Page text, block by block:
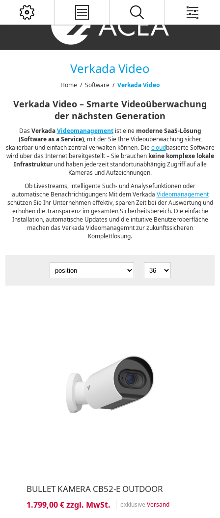
Verkada Video
Home / Software / Verkada Video
Verkada Video – Smarte Videoüberwachung
der nächsten Generation
Das VerkadaVideomanagementist eine moderne SaaS-Lösung
(Software as a Service), mit der Sie Ihre Videoüberwachung sicher,
skalierbar und einfach zentral verwalten können. Diecloudbasierte Software
wird über das Internet bereitgestellt – Sie brauchen keine komplexe lokale
Infrastrukturund haben jederzeit standortunabhängig Zugriff auf alle
Kameras und Aufzeichnungen.
Ob Livestreams, intelligente Such- und Analysefunktionen oder
automatische Benachrichtigungen: Mit dem Verkada Videomanagement
schützen Sie Ihr Unternehmen effektiv, sparen Zeit bei der Auswertung und
erhöhen die Transparenz im gesamten Sicherheitsbereich. Die einfache
Installation, automatische Updates und die intuitive Benutzeroberfläche
machen das Verkada Videomanagemnt zur zukunftssicheren
Komplettlösung.
BULLET KAMERA CB52-E OUTDOOR
1.799,00 € zzgl. MwSt. exklusive Versand